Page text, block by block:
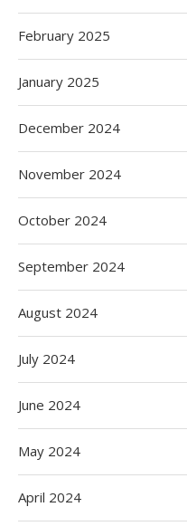
February 2025
January 2025
December 2024
November 2024
October 2024
September 2024
August 2024
July 2024
June 2024
May 2024
April 2024